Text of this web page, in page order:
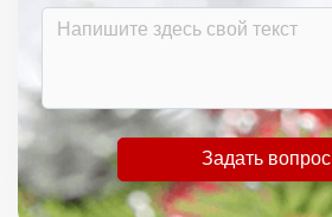
Задать вопрос